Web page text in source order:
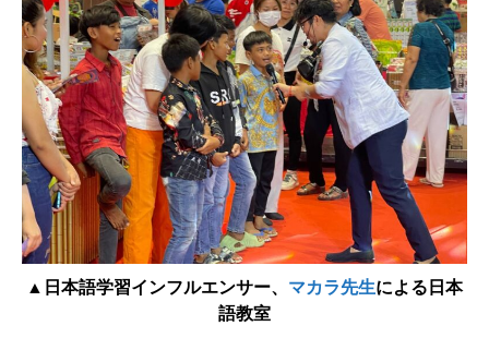
▲日本語学習インフルエンサー、 マカラ先生による日本
語教室